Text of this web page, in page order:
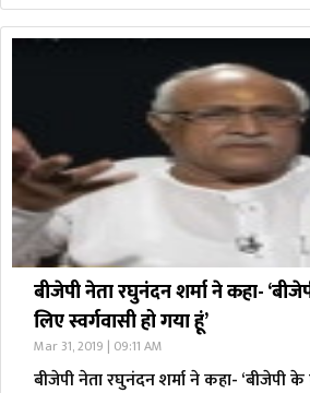
बीजेपी नेता रघुनंदन शर्मा ने कहा-
लिए स्वर्गवासी हो गया हूं’
Mar 31, 2019 | 09:11 AM
बीजेपी नेता रघुनंदन शर्मा ने कहा-